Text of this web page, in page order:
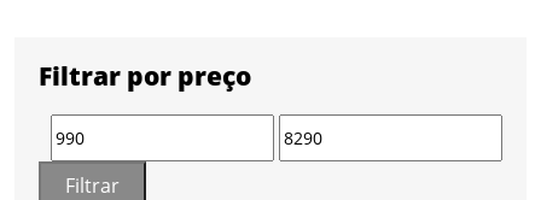
Filtrar por preço
Filtrar